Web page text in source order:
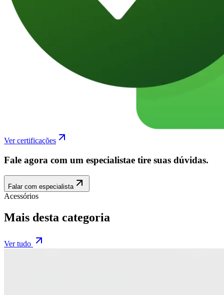
Ver certificações
Fale agora com um especialistae tire suas dúvidas.
Falar com especialista
Acessórios
Mais desta categoria
Ver tudo